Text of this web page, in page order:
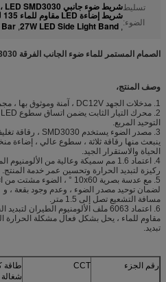
تسليط
الضوء:
شريط إضاءة LED مقاوم للماء 135 لومن
,
27W LED Side Light Band
,
Bar
الصمام المستمر للماء ضوء الجانب الفرقة SMD 3030 للماء IP65 لمربع الضوء
وصف المنتج،
1. مدخلات الجهد DC12V ، آمنة وموثوق بها ، مجموعة واسعة من التطبيقات.
2. محرك التيار الثابت يضمن اتساق سطوع LED والضوء
التوحيد المربع.
3. مصدر الضوء يستخدم SMD3030 ، رقاقة تغليف 14 * 28 ضوء
ينبعث منها رقاقة ثلاثة ، سطوع عالي ، إضاءة
الحياة والاستقرار الجيد.
4. اعتماد 1.6 مم سميكة وعالية من الألومنيوم الموصلية الحرارية
ركيزة لتبديد الحرارة وتحسين عمر خدمة المنتج.
5. مع عدسة بصرية 10x60 ° ، الضوء مشتت من اتجاهين
لضمان توحيد مصدر الضوء ، وعدم وجود بقعة ، و
مسافة التشعيع تصل إلى 1.5 متر.
6. اعتماد 6063 ملف الألومنيوم الطيران لتبديد الحرارة والسيليكون
مقاوم للماء ، يحل بشكل فعال مشكلة الحرارة
تبديد.
رقم الجزء CCT
طاقة
شغالة